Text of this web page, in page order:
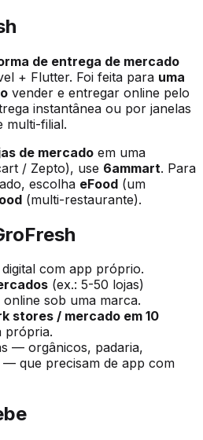
de entrega de mercado
+ Flutter. Foi feita para uma
vender e entregar online pelo
instantânea ou por janelas
multi-filial.
de mercado em uma
/ Zepto), use 6ammart. Para
escolha eFood (um
(multi-restaurante).
com app próprio.
(ex.: 5-50 lojas)
sob uma marca.
stores / mercado em 10
própria.
— orgânicos, padaria,
— que precisam de app com